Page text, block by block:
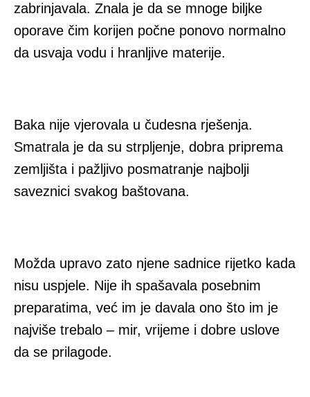
zabrinjavala. Znala je da se mnoge biljke
oporave čim korijen počne ponovo normalno
da usvaja vodu i hranljive materije.
Baka nije vjerovala u čudesna rješenja.
Smatrala je da su strpljenje, dobra priprema
zemljišta i pažljivo posmatranje najbolji
saveznici svakog baštovana.
Možda upravo zato njene sadnice rijetko kada
nisu uspjele. Nije ih spašavala posebnim
preparatima, već im je davala ono što im je
najviše trebalo – mir, vrijeme i dobre uslove
da se prilagode.